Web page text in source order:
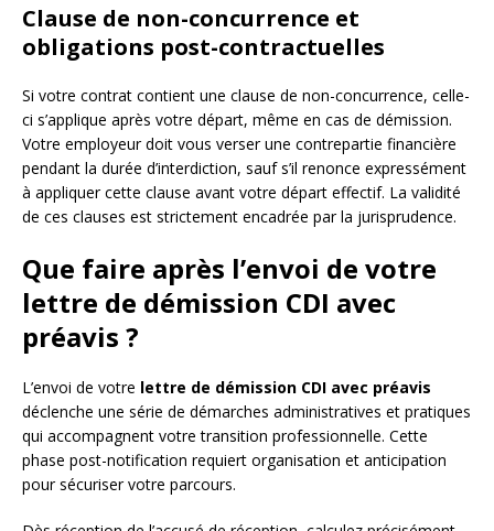
Clause de non-concurrence et
obligations post-contractuelles
Si votre contrat contient une clause de non-concurrence, celle-
ci s’applique après votre départ, même en cas de démission.
Votre employeur doit vous verser une contrepartie financière
pendant la durée d’interdiction, sauf s’il renonce expressément
à appliquer cette clause avant votre départ effectif. La validité
de ces clauses est strictement encadrée par la jurisprudence.
Que faire après l’envoi de votre
lettre de démission CDI avec
préavis ?
L’envoi de votre lettre de démission CDI avec préavis
déclenche une série de démarches administratives et pratiques
qui accompagnent votre transition professionnelle. Cette
phase post-notification requiert organisation et anticipation
pour sécuriser votre parcours.